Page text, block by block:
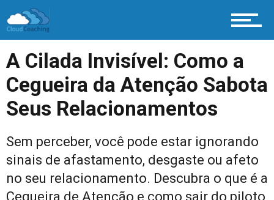
A Cilada Invisível: Como a
Cegueira da Atenção Sabota
Seus Relacionamentos
Sem perceber, você pode estar ignorando
sinais de afastamento, desgaste ou afeto
no seu relacionamento. Descubra o que é a
Cegueira de Atenção e como sair do piloto